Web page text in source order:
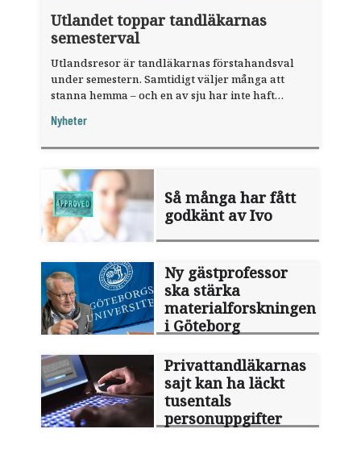
Utlandet toppar tandläkarnas
semesterval
Utlandsresor är tandläkarnas förstahandsval
under semestern. Samtidigt väljer många att
stanna hemma – och en av sju har inte haft
fråga".
Nyheter
Så många har fått
godkänt av Ivo
Ny gästprofessor
ska stärka
materialforskningen
i Göteborg
Privattandläkarnas
sajt kan ha läckt
tusentals
personuppgifter